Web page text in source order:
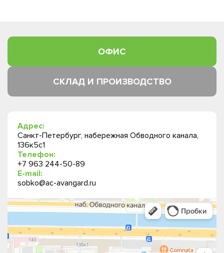
ОФИС
СКЛАД И ПРОИЗВОДСТВО
Адрес:
Санкт-Петербург, набережная Обводного канала,
136к5с1
Телефон:
+7 963 244-50-89
E-mail:
sobko@ac-avangard.ru